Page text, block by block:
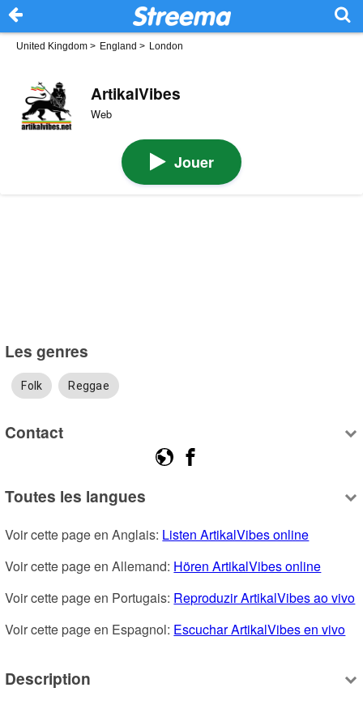
United Kingdom > England > London
ArtikalVibes
Web
Jouer
Les genres
Folk Reggae
Contact
Toutes les langues
Voir cette page en Anglais: Listen ArtikalVibes online
Voir cette page en Allemand: Hören ArtikalVibes online
Voir cette page en Portugais: Reproduzir ArtikalVibes ao vivo
Voir cette page en Espagnol: Escuchar ArtikalVibes en vivo
Description